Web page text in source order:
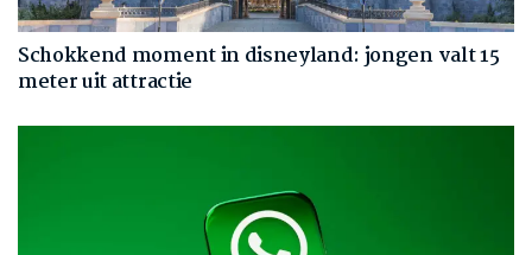
Schokkend moment in disneyland: jongen valt 15
meter uit attractie